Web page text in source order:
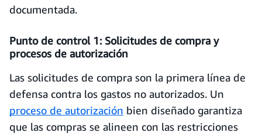
documentada.
Punto de control 1: Solicitudes de compra y
procesos de autorización
Las solicitudes de compra son la primera línea de
defensa contra los gastos no autorizados. Un
proceso de autorización bien diseñado garantiza
que las compras se alineen con las restricciones